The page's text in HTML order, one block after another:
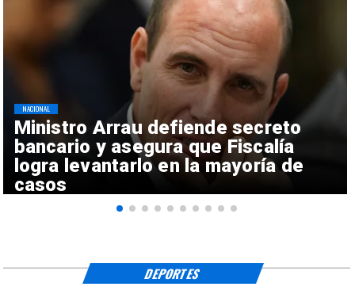
Ministro Arrau defiende secreto
bancario y asegura que Fiscalía
logra levantarlo en la mayoría de
casos
NACIONAL
DEPORTES